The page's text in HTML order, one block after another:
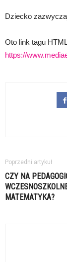
Dziecko
Oto link tagu
https://
Poprzedni artykuł
CZY NA
MATEMATYKA?